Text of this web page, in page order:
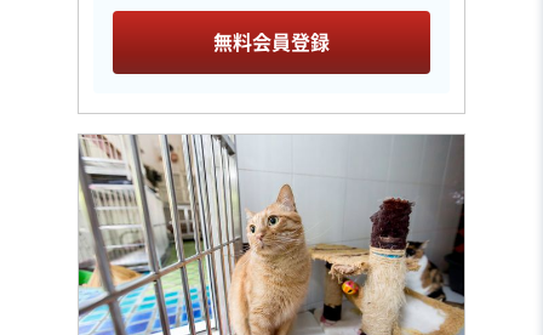
無料会員登録